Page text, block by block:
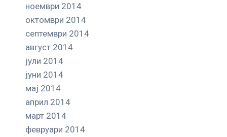
ноември 2014
октомври 2014
септември 2014
август 2014
јули 2014
јуни 2014
мај 2014
април 2014
март 2014
февруари 2014